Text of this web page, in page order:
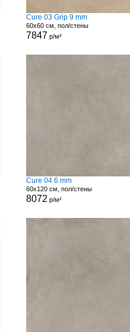
Cure 03 Grip 9 mm
60x60 см, пол/стены
7847 р/м²
Cure 04 6 mm
60x120 см, пол/стены
8072 р/м²